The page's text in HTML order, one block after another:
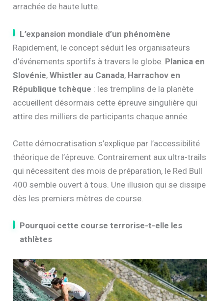
arrachée de haute lutte.
L’expansion mondiale d’un phénomène
Rapidement, le concept séduit les organisateurs
d’événements sportifs à travers le globe. Planica en
Slovénie,Whistler au Canada, Harrachov en
République tchèque : les tremplins de la planète
accueillent désormais cette épreuve singulière qui
attire des milliers de participants chaque année.
Cette démocratisation s’explique par l’accessibilité
théorique de l’épreuve. Contrairement aux ultra-trails
qui nécessitent des mois de préparation, le Red Bull
400 semble ouvert à tous. Une illusion qui se dissipe
dès les premiers mètres de course.
Pourquoi cette course terrorise-t-elle les
athlètes